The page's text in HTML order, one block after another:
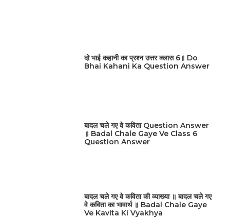
दो भाई कहानी का प्रश्न उत्तर क्लास 6॥ Do
Bhai Kahani Ka Question Answer
बादल चले गए वे कविता Question Answer
॥ Badal Chale Gaye Ve Class 6
Question Answer
बादल चले गए वे कविता की व्याख्या ॥ बादल चले गए
वे कविता का भावार्थ ॥ Badal Chale Gaye
Ve Kavita Ki Vyakhya